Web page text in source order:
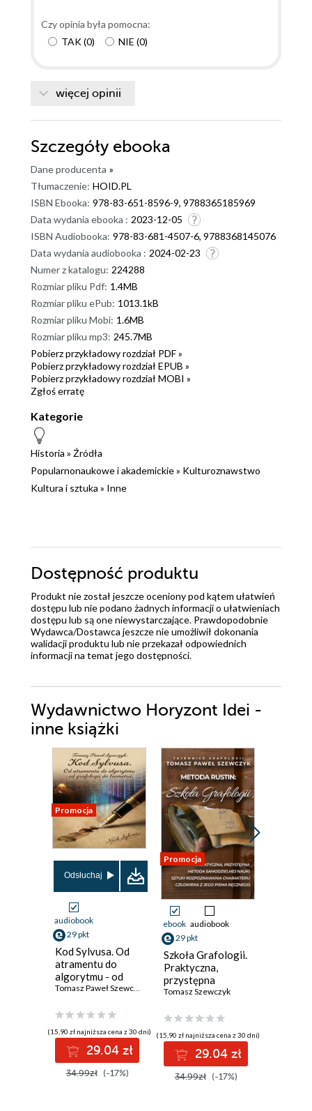
Czy opinia była pomocna:
TAK(0) NIE (0)
więcej opinii
Szczegóły ebooka
Dane producenta »
Tłumaczenie: HOID.PL
ISBN Ebooka: 978-83-651-8596-9, 9788365185969
Data wydania ebooka : 2023-12-05
ISBN Audiobooka: 978-83-681-4507-6, 9788368145076
Data wydania audiobooka : 2024-02-23
Numer z katalogu: 224288
Rozmiar pliku Pdf: 1.4MB
Rozmiar pliku ePub: 1013.1kB
Rozmiar pliku Mobi: 1.6MB
Rozmiar pliku mp3: 245.7MB
Pobierz przykładowy rozdział PDF »
Pobierz przykładowy rozdział EPUB »
Pobierz przykładowy rozdział MOBI »
Zgłoś erratę
Kategorie
Historia » Źródła
Popularnonaukowe i akademickie» Kulturoznawstwo
Kultura i sztuka » Inne
Dostępność produktu
Produkt nie został jeszcze oceniony pod kątem ułatwień
dostępu lub nie podano żadnych informacji o ułatwieniach
dostępu lub są one niewystarczające. Prawdopodobnie
Wydawca/Dostawca jeszcze nie umożliwił dokonania
walidacji produktu lub nie przekazał odpowiednich
informacji na temat jego dostępności.
Wydawnictwo Horyzont Idei -
inne książki
Promocja
Odsłuchaj
audiobook
29 pkt
Kod Sylvusa. Od
atramentu do
algorytmu - od
grafologii do
(15,90 zł najniższa cena z 30 dni)
29.04 zł
34.99zł (-17%)
Promocja
ebook audiobook
29 pkt
Szkoła Grafologii.
Praktyczna,
przystępna
metoda
sztuki
rozpoznawania
charakteru
człowieka z jego
pisma ręcznego
Tomasz Szewczyk
(15,90 zł najniższa cena z 30 dni)
29.04 zł
34.99zł (-17%)